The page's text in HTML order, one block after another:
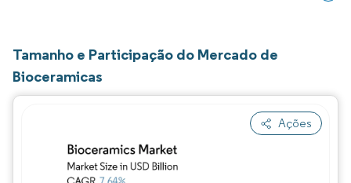
Tamanho e Participação do Mercado de
Bioceramicas
Ações